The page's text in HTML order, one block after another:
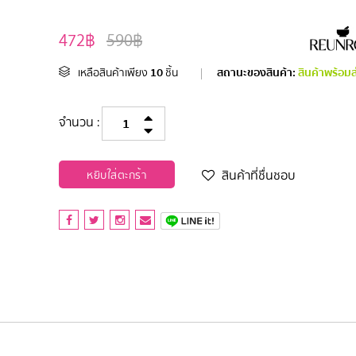
590฿
472฿
เหลือสินค้าเพียง 10 ชิ้น | สถานะของสินค้า:สินค้าพร้อม
จำนวน :
หยิบใส่ตะกร้า สินค้าที่ชื่นชอบ